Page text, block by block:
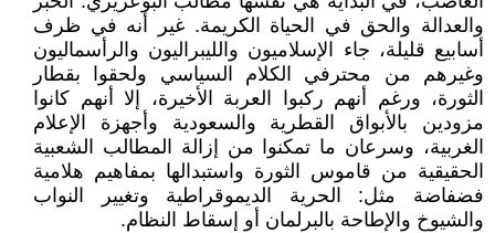
والعدالة والحق في الحياة الكريمة. غير أنه في ظرف
أسابيع قليلة، جاء الإسلاميون والليبراليون والرأسماليون
وغيرهم من محترفي الكلام السياسي ولحقوا بقطار
الثورة، ورغم أنهم ركبوا العربة الأخيرة، إلا أنهم كانوا
مزودين بالأبواق القطرية والسعودية وأجهزة الإعلام
الغربية، وسرعان ما تمكنوا من إزالة المطالب الشعبية
الحقيقية من قاموس الثورة واستبدالها بمفاهيم هلامية
فضفاضة مثل: الحرية الديموقراطية وتغيير النواب
والشيوخ والإطاحة بالبرلمان أو إسقاط النظام.